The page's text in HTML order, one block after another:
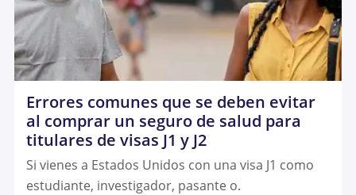
Errores comunes que se deben evitar
al comprar un seguro de salud para
titulares de visas J1 y J2
Si vienes a Estados Unidos con una visa J1 como
estudiante, investigador, pasante o.